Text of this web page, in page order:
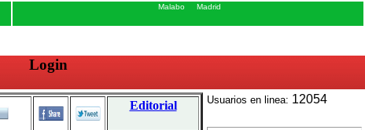
Malabo Madrid
Login
Editorial Usuarios en linea: 12054